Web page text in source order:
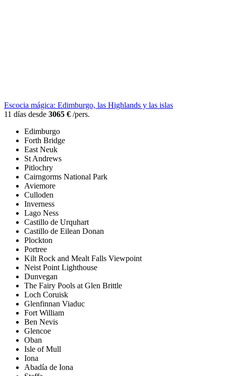
Escocia mágica: Edimburgo, las Highlands y las islas
11 días desde 3065 € /pers.
Edimburgo
Forth Bridge
East Neuk
St Andrews
Pitlochry
Cairngorms National Park
Aviemore
Culloden
Inverness
Lago Ness
Castillo de Urquhart
Castillo de Eilean Donan
Plockton
Portree
Kilt Rock and Mealt Falls Viewpoint
Neist Point Lighthouse
Dunvegan
The Fairy Pools at Glen Brittle
Loch Coruisk
Glenfinnan Viaduc
Fort William
Ben Nevis
Glencoe
Oban
Isle of Mull
Iona
Abadía de Iona